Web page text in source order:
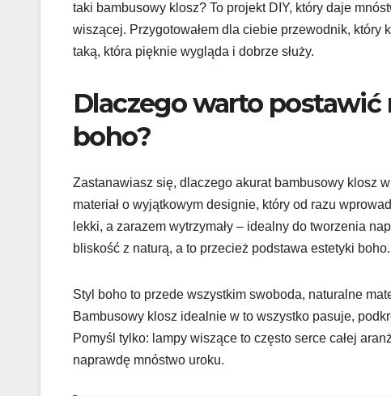
taki bambusowy klosz? To projekt DIY, który daje
wiszącej. Przygotowałem dla ciebie przewodnik, który
taką, która pięknie wygląda i dobrze służy.
Dlaczego warto postawić
boho?
Zastanawiasz się, dlaczego akurat bambusowy klosz
materiał o wyjątkowym designie, który od razu
lekki, a zarazem wytrzymały – idealny do tworzenia
bliskość z naturą, a to przecież podstawa estetyki boho.
Styl boho to przede wszystkim swoboda, naturalne
Bambusowy klosz idealnie w to wszystko pasuje,
Pomyśl tylko: lampy wiszące to często serce całej
naprawdę mnóstwo uroku.